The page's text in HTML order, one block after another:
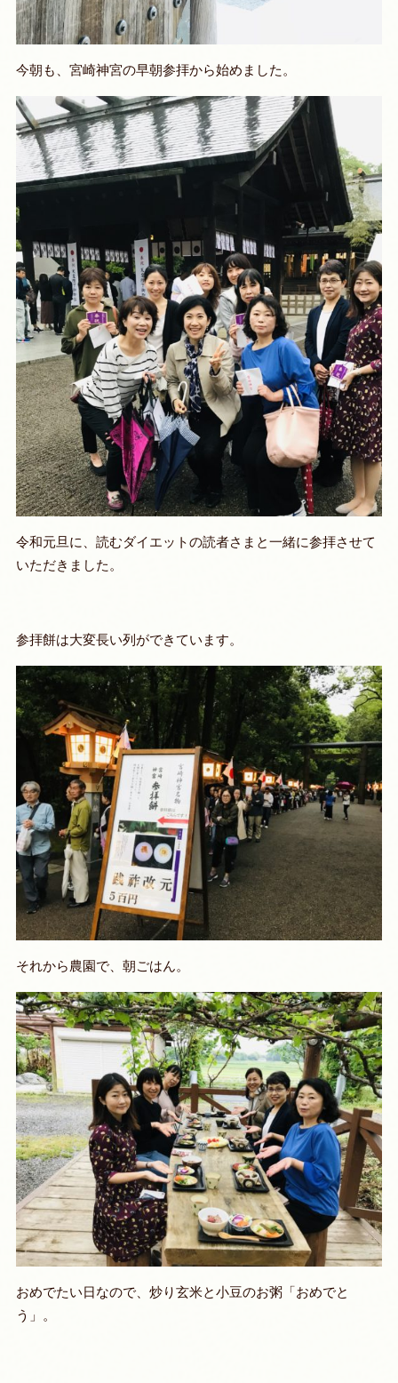
今朝も、宮崎神宮の早朝参拝から始めました。
令和元旦に、読むダイエットの読者さまと一緒に参拝させて
いただきました。
参拝餅は大変長い列ができています。
それから農園で、朝ごはん。
おめでたい日なので、炒り玄米と小豆のお粥「おめでと
う」。